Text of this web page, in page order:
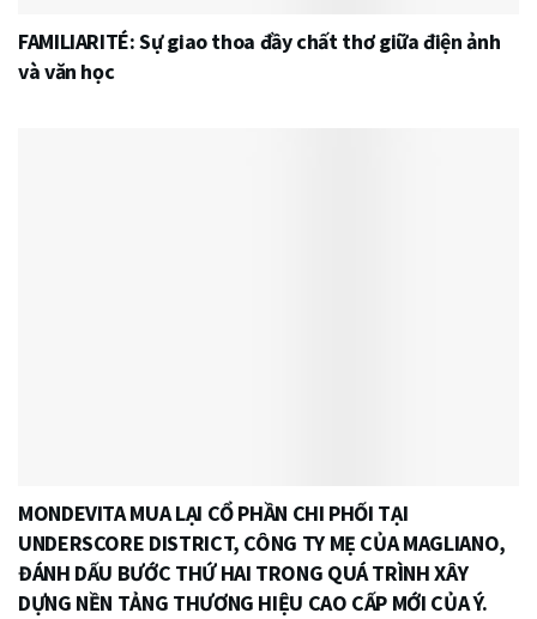
FAMILIARITÉ: Sự giao thoa đầy chất thơ giữa điện ảnh
và văn học
MONDEVITA MUA LẠI CỔ PHẦN CHI PHỐI TẠI
UNDERSCORE DISTRICT, CÔNG TY MẸ CỦA MAGLIANO,
ĐÁNH DẤU BƯỚC THỨ HAI TRONG QUÁ TRÌNH XÂY
DỰNG NỀN TẢNG THƯƠNG HIỆU CAO CẤP MỚI CỦA Ý.